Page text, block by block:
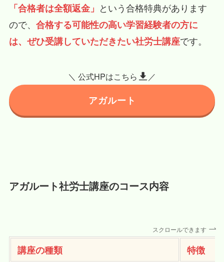
「合格者は全額返金」 という合格特典があります
ので、 合格する可能性の高い学習経験者の方に
は、ぜひ受講していただきたい社労士講座です。
＼ 公式HPはこちら ／
アガルート
アガルート社労士講座のコース内容
スクロールできます
講座の種類
特徴